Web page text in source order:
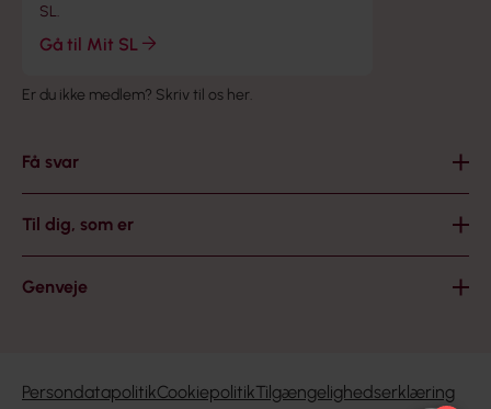
SL.
Gå til Mit SL
Er du ikke medlem? Skriv til os her.
Få svar
Til dig, som er
Genveje
PersondatapolitikCookiepolitikTilgængelighedserklæring